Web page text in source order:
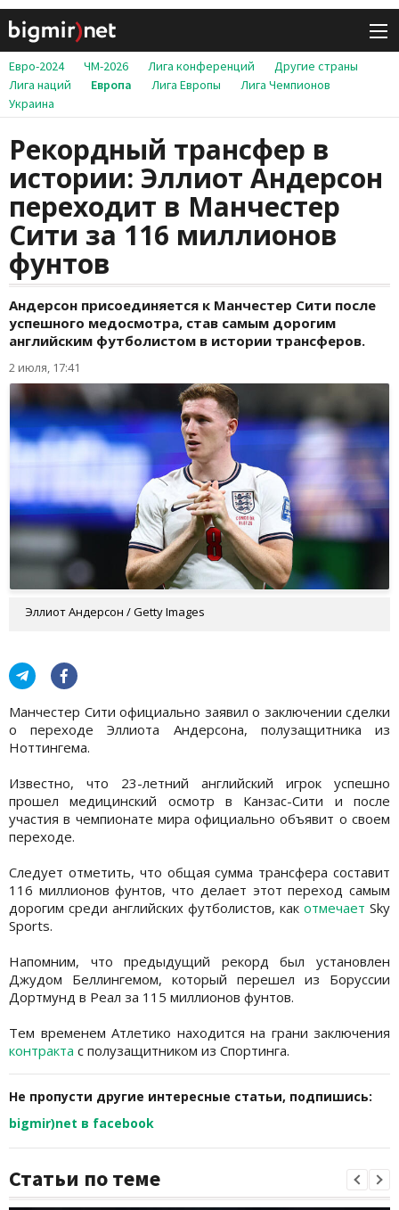
Евро-2024 ЧМ-2026 Лига конференций
Другие страны
Лига наций
Европа Лига Европы
Лига Чемпионов
Украина
Рекордный трансфер в
истории: Эллиот Андерсон
переходит в Манчестер
Сити за 116 миллионов
фунтов
Андерсон присоединяется к Манчестер Сити после
успешного медосмотра, став самым дорогим
английским футболистом в истории трансферов.
2 июля, 17:41
Эллиот Андерсон / Getty Images
Манчестер Сити официально заявил о заключении сделки
о переходе Эллиота Андерсона, полузащитника из
Ноттингема.
Известно, что 23-летний английский игрок успешно
прошел медицинский осмотр в Канзас-Сити и после
участия в чемпионате мира официально объявит о своем
переходе.
Следует отметить, что общая сумма трансфера составит
116 миллионов фунтов, что делает этот переход самым
дорогим среди английских футболистов, как отмечает Sky
Sports.
Напомним, что предыдущий рекорд был установлен
Джудом Беллингемом, который перешел из Боруссии
Дортмунд в Реал за 115 миллионов фунтов.
Тем временем Атлетико находится на грани заключения
контракта с полузащитником из Спортинга.
Не пропусти другие интересные статьи, подпишись:
bigmir)net в facebook
Статьи по теме